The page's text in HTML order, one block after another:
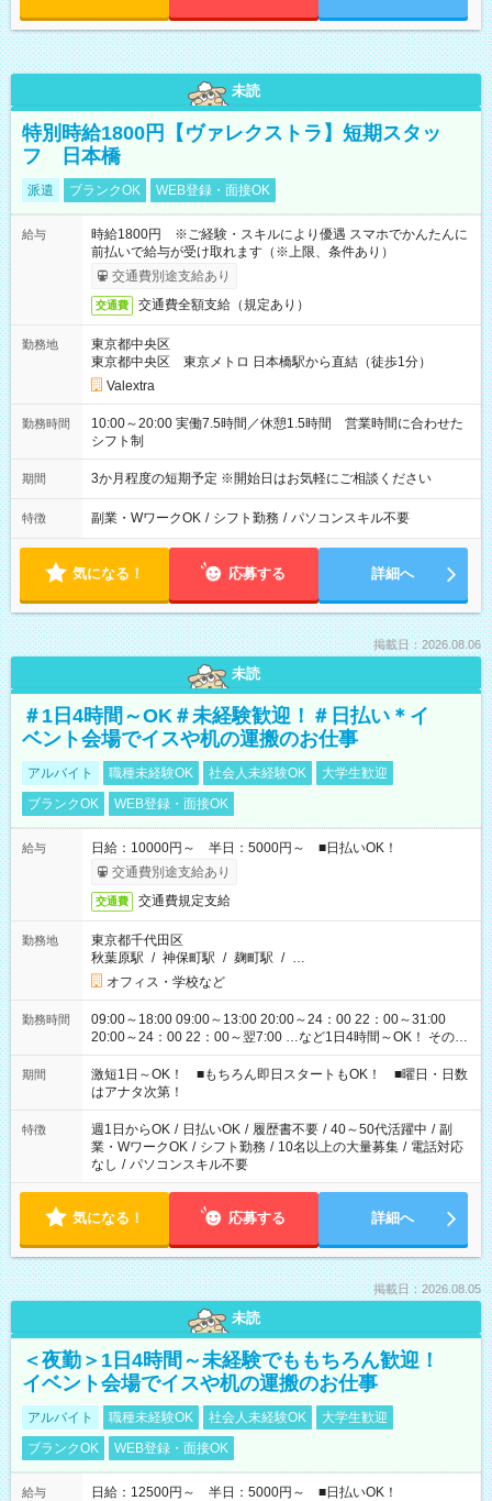
未読
特別時給1800円【ヴァレクストラ】短期スタッ
フ 日本橋
派遣 ブランクOK WEB登録・面接OK
給与
時給1800円 ※ご経験・スキルにより優遇 スマホでかんたんに
前払いで給与が受け取れます（※上限、条件あり）
交通費別途支給あり
交通費 交通費全額支給（規定あり）
勤務地
東京都中央区
東京都中央区 東京メトロ 日本橋駅から直結（徒歩1分）
Valextra
勤務時間
10:00～20:00 実働7.5時間／休憩1.5時間 営業時間に合わせた
シフト制
期間 3か月程度の短期予定 ※開始日はお気軽にご相談ください
特徴 副業・WワークOK / シフト勤務 / パソコンスキル不要
気になる！ 応募する 詳細へ
掲載日：2026.08.06
未読
＃1日4時間～OK＃未経験歓迎！＃日払い＊イ
ベント会場でイスや机の運搬のお仕事
アルバイト 職種未経験OK 社会人未経験OK
大学生歓迎
ブランクOK
WEB登録・面接OK
給与
日給：10000円～ 半日：5000円～ ■日払いOK！
交通費別途支給あり
交通費 交通費規定支給
勤務地
東京都千代田区
秋葉原駅 / 神保町駅 / 麹町駅 / …
オフィス・学校など
勤務時間
09:00～18:00 09:00～13:00 20:00～24：00 22：00～31:00
20:00～24：00 22：00～翌7:00 …など1日4時間～OK！ その他
シフトもございます！ お気軽にご相談ください！
期間
激短1日～OK！ ■もちろん即日スタートもOK！ ■曜日・日数
はアナタ次第！
特徴 週1日からOK / 日払いOK / 履歴書不要 / 40～50代活躍中 / 副
業・WワークOK / シフト勤務 / 10名以上の大量募集 / 電話対応
なし / パソコンスキル不要
気になる！ 応募する 詳細へ
掲載日：2026.08.05
未読
＜夜勤＞1日4時間～未経験でももちろん歓迎！
イベント会場でイスや机の運搬のお仕事
アルバイト 職種未経験OK 社会人未経験OK
大学生歓迎
ブランクOK
WEB登録・面接OK
給与
日給：12500円～ 半日：5000円～ ■日払いOK！